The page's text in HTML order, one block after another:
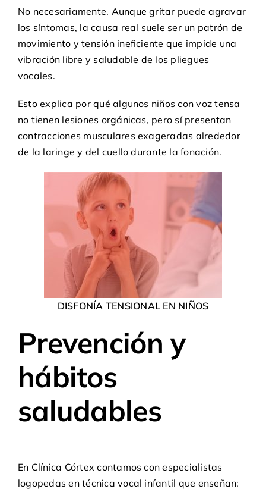
No necesariamente. Aunque gritar puede agravar
los síntomas, la causa real suele ser un patrón de
movimiento y tensión ineficiente que impide una
vibración libre y saludable de los pliegues
vocales.
Esto explica por qué algunos niños con voz tensa
no tienen lesiones orgánicas, pero sí presentan
contracciones musculares exageradas alrededor
de la laringe y del cuello durante la fonación.
DISFONÍA TENSIONAL EN NIÑOS
Prevención y
hábitos
saludables
En Clínica Córtex contamos con especialistas
logopedas en técnica vocal infantil que enseñan: